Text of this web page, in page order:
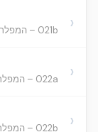
021b – המפלת חתיכה – פרק שלישי – נדה, דף כא ע”ב ›
022a – המפלת חתיכה – פרק שלישי – נדה, דף כב ע”א ›
022b – המפלת חתיכה – פרק שלישי – נדה, דף כב ע”ב ›